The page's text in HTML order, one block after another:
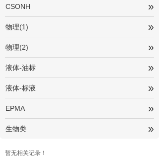
CSONH »
物理(1) »
物理(2) »
液体-油标 »
液体-标液 »
EPMA »
生物类 »
暂无相关记录！